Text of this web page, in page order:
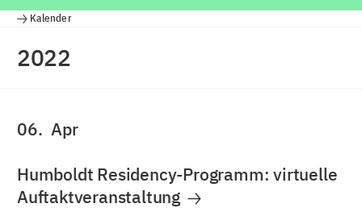
Kalender
2022
06. Apr
Humboldt Residency-Programm: virtuelle
Auftaktveranstaltung